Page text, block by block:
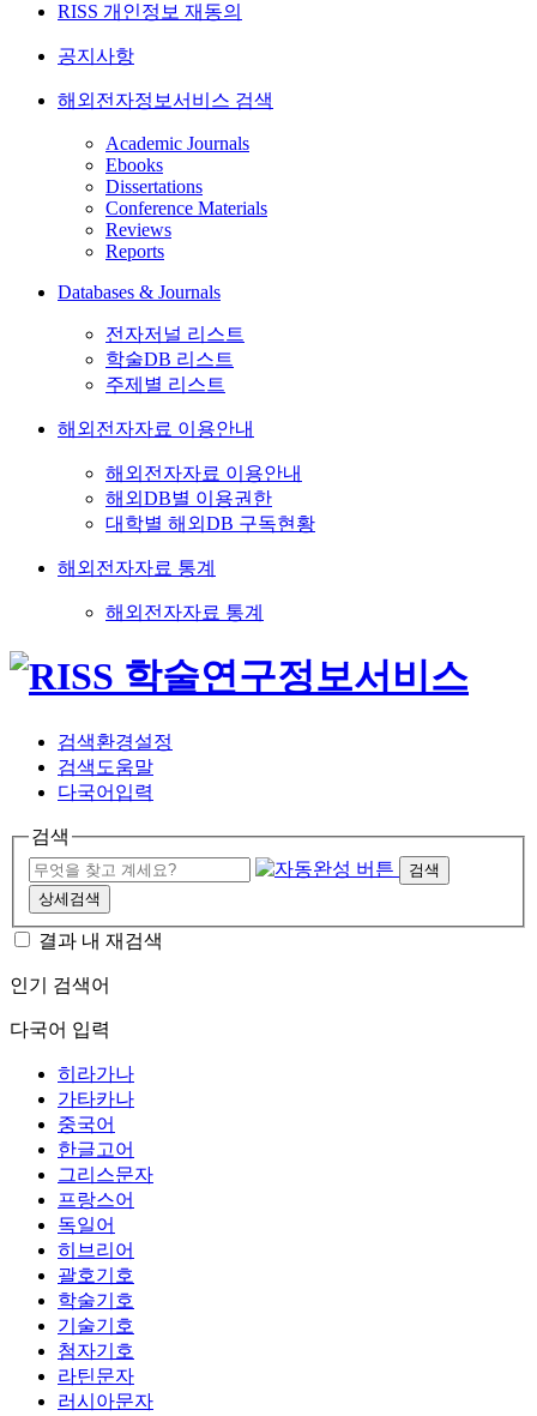
RISS 개인정보 재동의
공지사항
해외전자정보서비스 검색
Academic Journals
Ebooks
Dissertations
Conference Materials
Reviews
Reports
Databases & Journals
전자저널 리스트
학술DB 리스트
주제별 리스트
해외전자자료 이용안내
해외전자자료 이용안내
해외DB별 이용권한
대학별 해외DB 구독현황
해외전자자료 통계
해외전자자료 통계
검색환경설정
검색도움말
다국어입력
검색
검색
상세검색
결과 내 재검색
인기 검색어
다국어 입력
히라가나
가타카나
중국어
한글고어
그리스문자
프랑스어
독일어
히브리어
괄호기호
학술기호
기술기호
첨자기호
라틴문자
러시아문자